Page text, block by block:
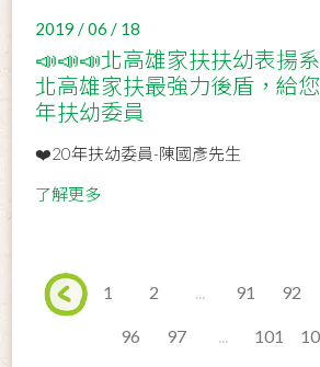
2019 / 06 / 18
📣📣📣北高雄家扶扶幼表揚
北高雄家扶最強力後盾，給
年扶幼委員
❤️20年扶幼委員-陳國彥先生
了解更多
1 2 91 92
96 97 101